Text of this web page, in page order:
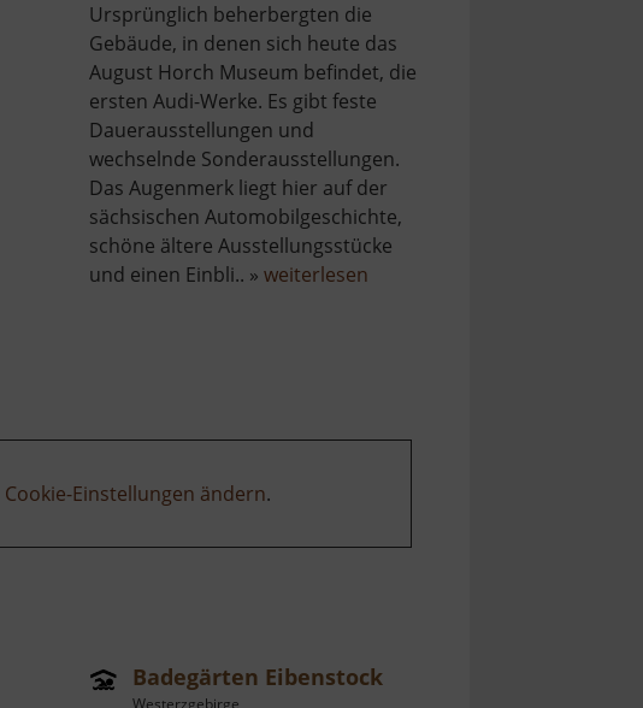
Ursprünglich beherbergten die
Gebäude, in denen sich heute das
August Horch Museum befindet, die
ersten Audi-Werke. Es gibt feste
Dauerausstellungen und
wechselnde Sonderausstellungen.
Das Augenmerk liegt hier auf der
sächsischen Automobilgeschichte,
schöne ältere Ausstellungsstücke
und einen Einbli.. » weiterlesenüber
Cookie-Einstellungen ändern.
Badegärten Eibenstock
Westerzgebirge